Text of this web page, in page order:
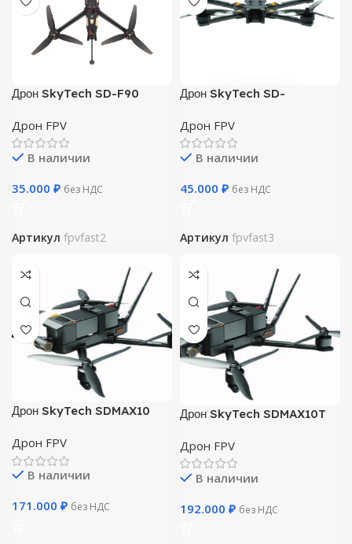
Дрон SkyTech SD-F90
Дрон FPV
В наличии
35.000 ₽ без НДС
Артикул fpvfast2
Дрон SkyTech SD-
Дрон FPV
В наличии
45.000 ₽ без НДС
Артикул fpvfast3
Дрон SkyTech SDMAX10
Дрон FPV
В наличии
171.000 ₽ без НДС
Дрон SkyTech SDMAX10T
Дрон FPV
В наличии
192.000 ₽ без НДС